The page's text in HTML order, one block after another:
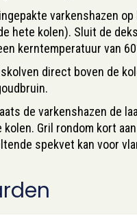
varkenshazen
hete kolen). Sluit de
kerntemperatuur van
direct boven de
de varkenshazen de
Gril rondom kort
spekvet kan voor